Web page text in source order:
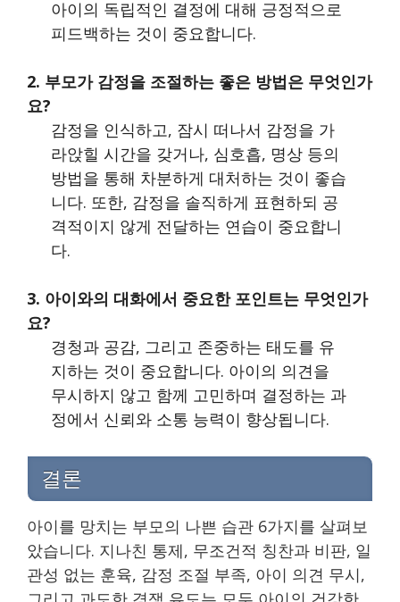
아이의 독립적인 결정에 대해 긍정적으로
피드백하는 것이 중요합니다.
2. 부모가 감정을 조절하는 좋은 방법은 무엇인가
요?
감정을 인식하고, 잠시 떠나서 감정을 가
라앉힐 시간을 갖거나, 심호흡, 명상 등의
방법을 통해 차분하게 대처하는 것이 좋습
니다. 또한, 감정을 솔직하게 표현하되 공
격적이지 않게 전달하는 연습이 중요합니
다.
3. 아이와의 대화에서 중요한 포인트는 무엇인가
요?
경청과 공감, 그리고 존중하는 태도를 유
지하는 것이 중요합니다. 아이의 의견을
무시하지 않고 함께 고민하며 결정하는 과
정에서 신뢰와 소통 능력이 향상됩니다.
결론
아이를 망치는 부모의 나쁜 습관 6가지를 살펴보
았습니다. 지나친 통제, 무조건적 칭찬과 비판, 일
관성 없는 훈육, 감정 조절 부족, 아이 의견 무시,